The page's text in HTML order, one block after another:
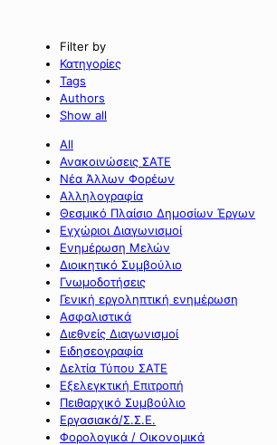
Filter by
Κατηγορίες
Tags
Authors
Show all
All
Ανακοινώσεις ΣΑΤΕ
Νέα Άλλων Φορέων
Αλληλογραφία
Θεσμικό Πλαίσιο Δημοσίων Έργων
Εγχώριοι Διαγωνισμοί
Ενημέρωση Μελών
Διοικητικό Συμβούλιο
Γνωμοδοτήσεις
Γενική εργοληπτική ενημέρωση
Ασφαλιστικά
Διεθνείς Διαγωνισμοί
Ειδησεογραφία
Δελτία Τύπου ΣΑΤΕ
Εξελεγκτική Επιτροπή
Πειθαρχικό Συμβούλιο
Εργασιακά/Σ.Σ.Ε.
Φορολογικά / Οικονομικά